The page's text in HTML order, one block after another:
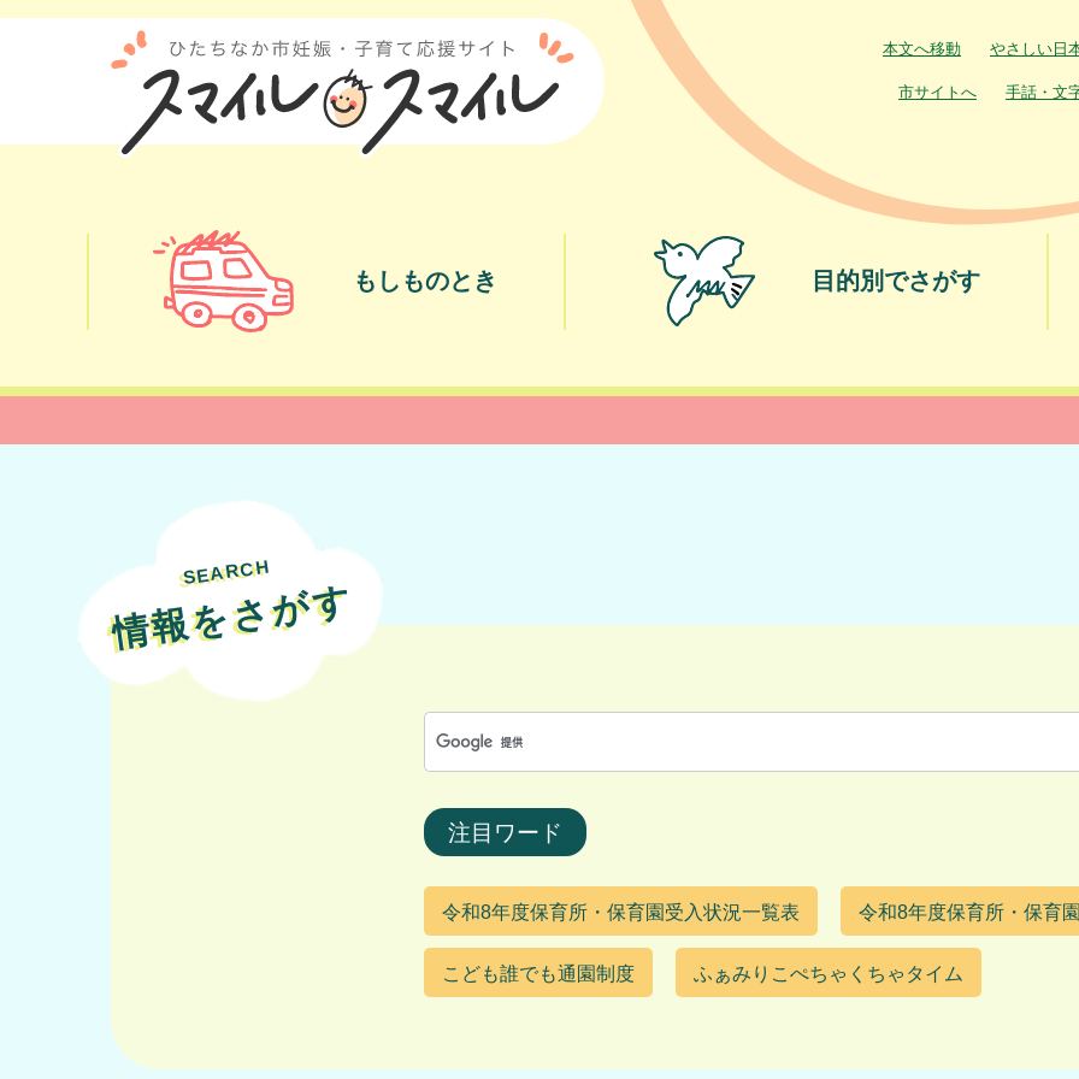
本文へ移動 やさしい日
市サイトへ 手話・文
もしものとき 目的別でさがす
SEARCH
情報をさがす
注目ワード
令和8年度保育所・保育園受入状況一覧表 令和8年度保育所・保育
こども誰でも通園制度 ふぁみりこぺちゃくちゃタイム